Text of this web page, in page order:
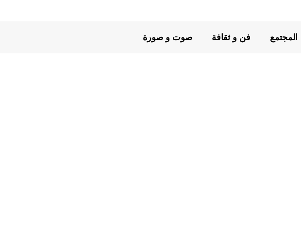
المجتمع فن و ثقافة صوت و صورة